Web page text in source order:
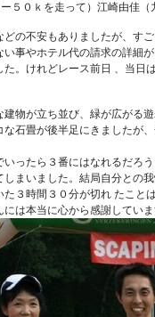
５０ｋを走って）江崎由佳（
の不安もありましたが、す
事やホテル代の請求の詳細
。けれどレース前日 、当日
物が立ち並び、緑が広がる
石畳が後半足にきましたが
ったら３番にはなれるだろ
まいました。結局自分との
３時間３０分が切れ たこ
は本当に心から感謝してい